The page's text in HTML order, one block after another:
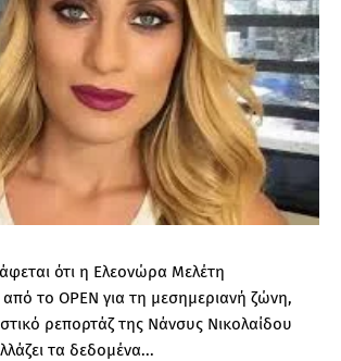
ότι η Ελεονώρα Μελέτη
από το OPEN για τη μεσημεριανή ζώνη,
ρεπορτάζ της Νάνσυς Νικολαίδου
τα δεδομένα...